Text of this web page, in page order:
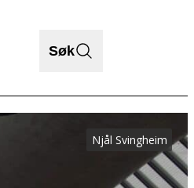
Søk
Njål Svingheim